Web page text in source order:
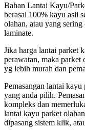
Bahan Lantai Kayu/
berasal 100% kayu asli
olahan, atau yang
laminate.
Jika harga lantai parket
perawatan, maka parket
yg lebih murah dan
Pemasangan lantai
yang anda pilih.
kompleks dan
lantai kayu parket
dipasang sistem klik,